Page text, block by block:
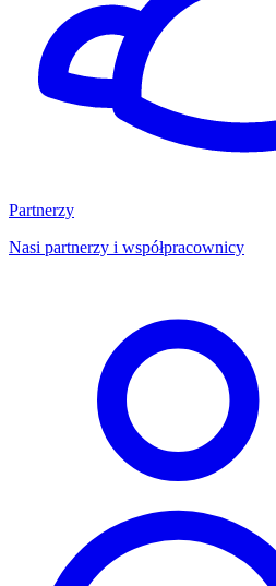
Partnerzy
Nasi partnerzy i współpracownicy